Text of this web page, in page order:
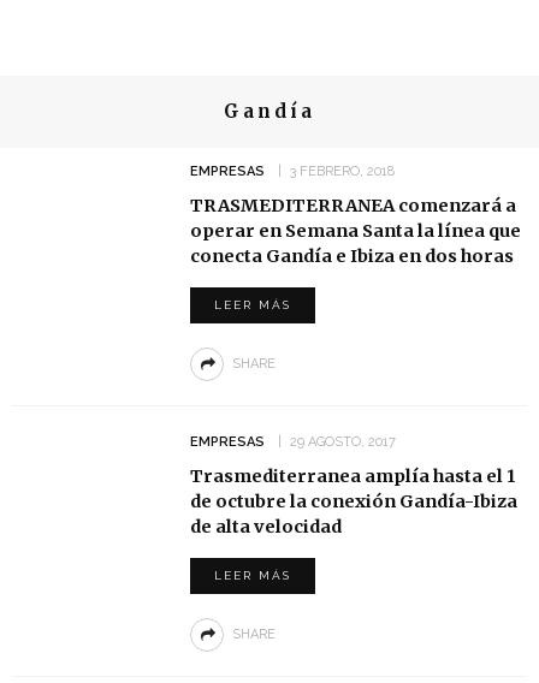
Gandía
EMPRESAS 3 FEBRERO, 2018
TRASMEDITERRANEA comenzará a
operar en Semana Santa la línea que
conecta Gandía e Ibiza en dos horas
LEER MÁS
SHARE
EMPRESAS 29 AGOSTO, 2017
Trasmediterranea amplía hasta el 1
de octubre la conexión Gandía-Ibiza
de alta velocidad
LEER MÁS
SHARE